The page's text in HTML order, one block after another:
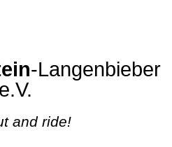
-Langenbieber
e.V.
and ride!